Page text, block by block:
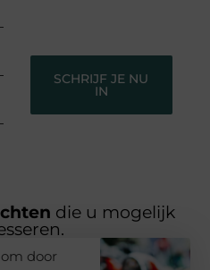
SCHRIJF JE NU
IN
die u mogelijk
door